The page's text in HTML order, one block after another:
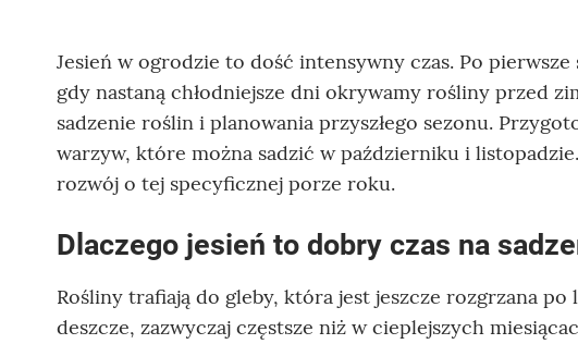
Jesień w ogrodzie to dość intensywny czas. Po
gdy nastaną chłodniejsze dni okrywamy rośliny przed
sadzenie roślin i planowania przyszłego sezonu.
warzyw, które można sadzić w październiku i
rozwój o tej specyficznej porze roku.
Dlaczego jesień to dobry czas na
Rośliny trafiają do gleby, która jest jeszcze rozgrzana
deszcze, zazwyczaj częstsze niż w cieplejszych